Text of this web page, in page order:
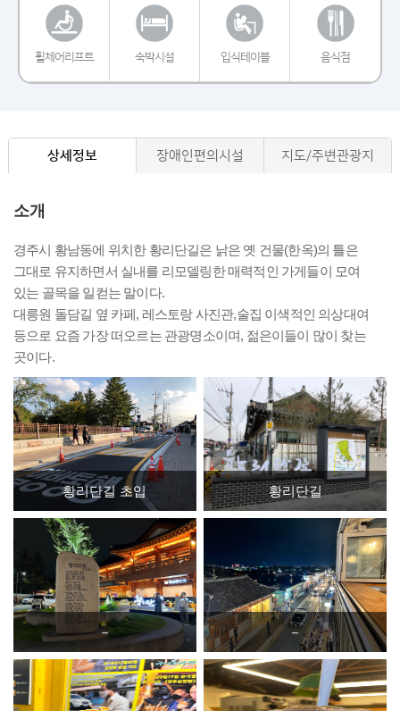
휠체어리프트 숙박시설 입식테이블 음식점
상세정보 장애인편의시설 지도/주변관광지
소개
경주시 황남동에 위치한 황리단길은 낡은 옛 건물(한옥)의 틀은
그대로 유지하면서 실내를 리모델링한 매력적인 가게들이 모여
있는 골목을 일컫는 말이다.
대릉원 돌담길 옆 카페, 레스토랑 사진관,술집 이색적인 의상대여
등으로 요즘 가장 떠오르는 관광명소이며, 젊은이들이 많이 찾는
곳이다.
황리단길 초입 황리단길
－ －